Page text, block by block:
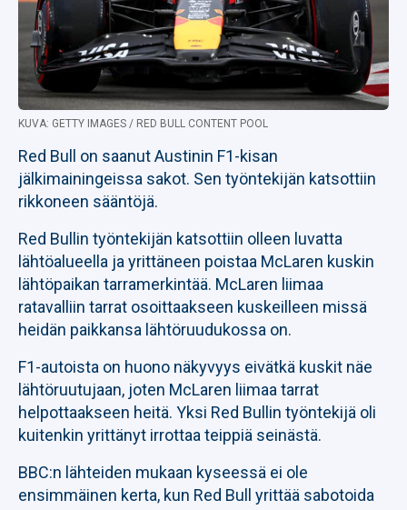
KUVA: GETTY IMAGES / RED BULL CONTENT POOL
Red Bull on saanut Austinin F1-kisan
jälkimainingeissa sakot. Sen työntekijän katsottiin
rikkoneen sääntöjä.
Red Bullin työntekijän katsottiin olleen luvatta
lähtöalueella ja yrittäneen poistaa McLaren kuskin
lähtöpaikan tarramerkintää. McLaren liimaa
ratavalliin tarrat osoittaakseen kuskeilleen missä
heidän paikkansa lähtöruudukossa on.
F1-autoista on huono näkyvyys eivätkä kuskit näe
lähtöruutujaan, joten McLaren liimaa tarrat
helpottaakseen heitä. Yksi Red Bullin työntekijä oli
kuitenkin yrittänyt irrottaa teippiä seinästä.
BBC:n lähteiden mukaan kyseessä ei ole
ensimmäinen kerta, kun Red Bull yrittää sabotoida